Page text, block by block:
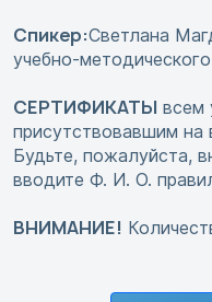
Спикер:Светлана
учебно-
СЕРТИФИКАТЫ всем
присутствовавшим на
Будьте, пожалуйста,
вводите Ф. И. О.
ВНИМАНИЕ!